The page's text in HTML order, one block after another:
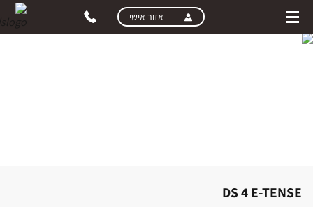
skip
main
אזור אישי
DS 4 E-TENSE